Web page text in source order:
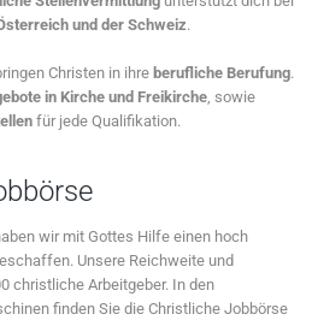
und der Schweiz.
Christen in ihre berufliche Berufung.
in Kirche und Freikirche , sowie
für jede Qualifikation.
wir mit Gottes Hilfe einen hoch
Unsere Reichweite und
christliche Arbeitgeber. In den
finden Sie die Christliche Jobbörse